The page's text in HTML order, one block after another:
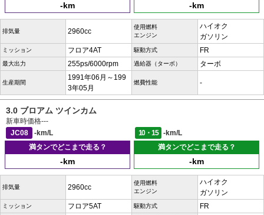
-km -km
排気量 2960cc
使用燃料
エンジン
ハイオク
ガソリン
ミッション フロア4AT 駆動方式 FR
最大出力 255ps/6000rpm 過給器（ターボ） ターボ
生産期間
1991年06月～199
3年05月
燃費性能 -
3.0 ブロアム ツインカム
新車時価格---
JC08
-km/L 10・15
-km/L
満タンでどこまで走る？
-km
満タンでどこまで走る？
-km
排気量 2960cc
使用燃料
エンジン
ハイオク
ガソリン
ミッション フロア5AT 駆動方式 FR